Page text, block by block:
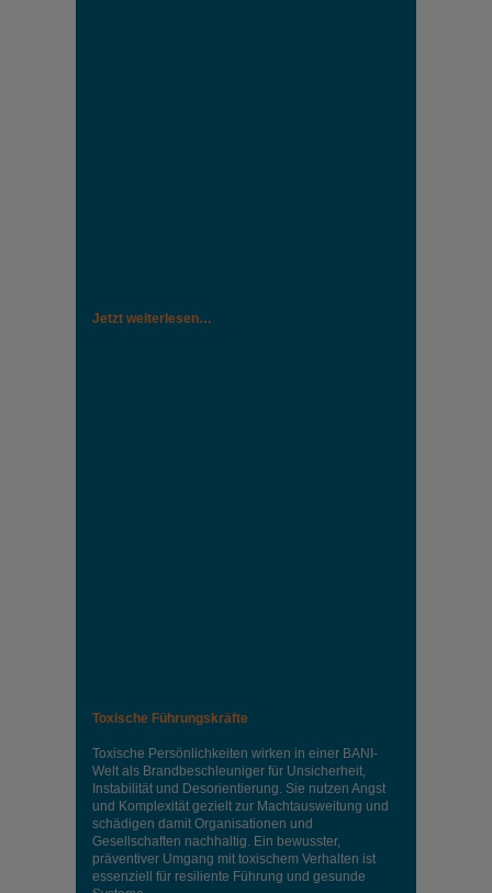
Jetzt weiterlesen…
Toxische Führungskräfte
Toxische Persönlichkeiten wirken in einer BANI-
Welt als Brandbeschleuniger für Unsicherheit,
Instabilität und Desorientierung. Sie nutzen Angst
und Komplexität gezielt zur Machtausweitung und
schädigen damit Organisationen und
Gesellschaften nachhaltig. Ein bewusster,
präventiver Umgang mit toxischem Verhalten ist
essenziell für resiliente Führung und gesunde